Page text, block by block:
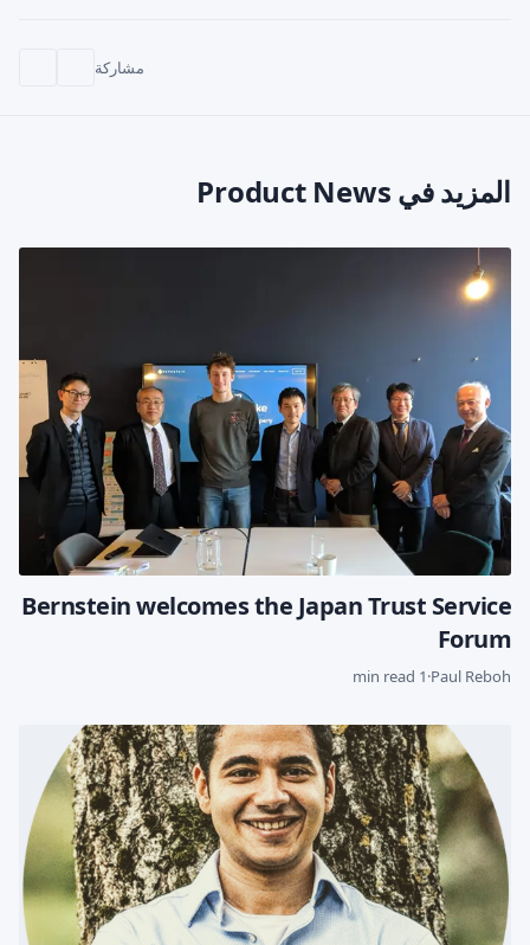
مشاركة
المزيد في Product News
Bernstein welcomes the Japan Trust Service
Forum
Paul Reboh
·
1 min read